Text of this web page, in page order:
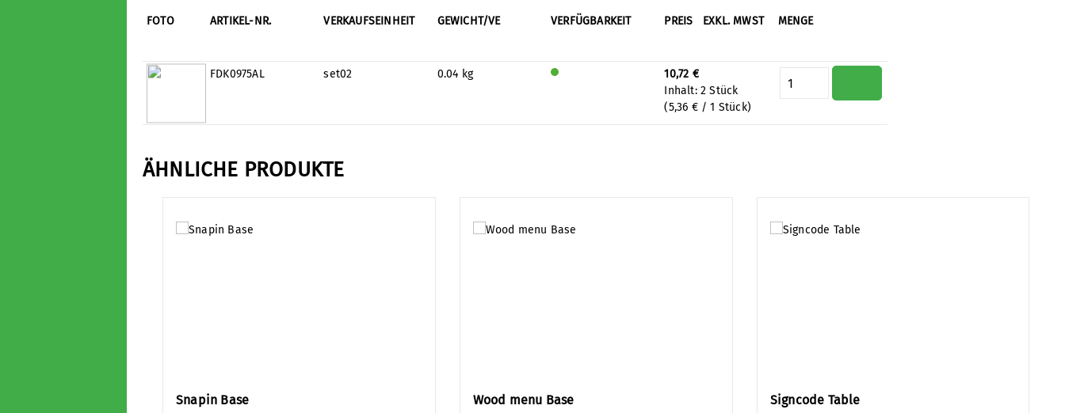
FOTO ARTIKEL-NR. VERKAUFSEINHEIT GEWICHT/VE VERFÜGBARKEIT PREIS EXKL. MWST MENGE
FDK0975AL set02 0.04 kg
10,72 €
Inhalt: 2 Stück
(5,36 € / 1 Stück)
Produkt Anzahl: Gib den
ÄHNLICHE PRODUKTE
Snapin Base Wood menu Base Signcode Table